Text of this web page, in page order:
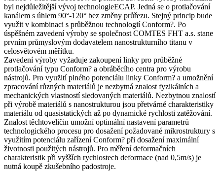
byl nejdůležitější vývoj technologieECAP. Jedná se o protlačování
kanálem s úhlem 90°-120° bez změny průřezu. Stejný princip bude
využit v kombinaci s průběžnou technologií Conform?. Po
úspěšném zavedení výroby se společnost COMTES FHT a.s. stane
prvním průmyslovým dodavatelem nanostrukturního titanu v
celosvětovém měřítku.
Zavedení výroby vyžaduje zakoupení linky pro průběžné
protlačování typu Conform? a obráběcího centra pro výrobu
nástrojů. Pro využití plného potenciálu linky Conform? a umožnění
zpracování různých materiálů je nezbytná znalost fyzikálních a
mechanických vlastností sledovaných materiálů. Nezbytnou znalostí
při výrobě materiálů s nanostrukturou jsou přetvárné charakteristiky
materiálu od quasistatických až po dynamické rychlosti zatěžování.
Znalost těchtoveličin umožní optimální nastavení parametrů
technologického procesu pro dosažení požadované mikrostruktury s
využitím potenciálu zařízení Conform? při dosažení maximální
životnosti použitých nástrojů. Pro měření deformačních
charakteristik při vyšších rychlostech deformace (nad 0,5m/s) je
nutná koupě zkušebního padostroje.